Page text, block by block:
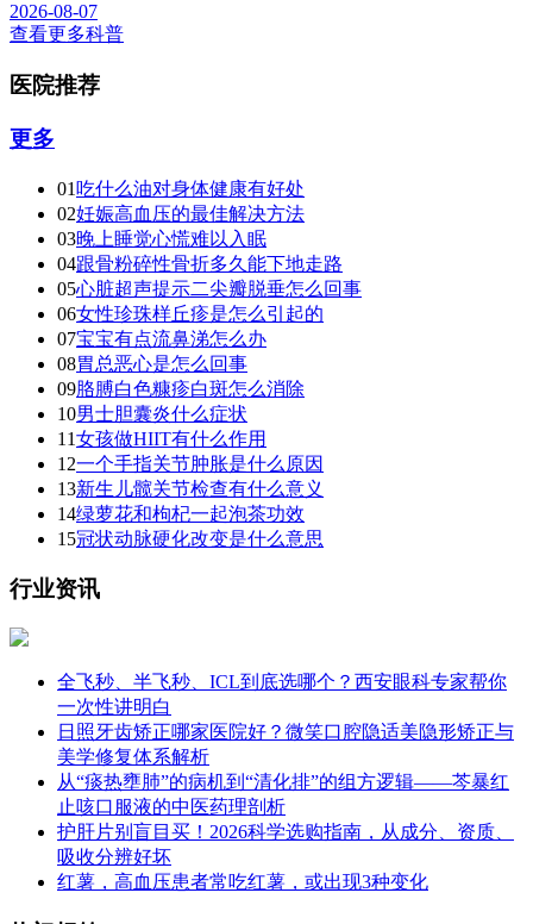
2026-08-07
查看更多科普
医院推荐
更多
01 吃什么油对身体健康有好处
02妊娠高血压的最佳解决方法
03晚上睡觉心慌难以入眠
04跟骨粉碎性骨折多久能下地走路
05心脏超声提示二尖瓣脱垂怎么回事
06女性珍珠样丘疹是怎么引起的
07宝宝有点流鼻涕怎么办
08胃总恶心是怎么回事
09胳膊白色糠疹白斑怎么消除
10男士胆囊炎什么症状
11女孩做HIIT有什么作用
12一个手指关节肿胀是什么原因
13新生儿髋关节检查有什么意义
14绿萝花和枸杞一起泡茶功效
15冠状动脉硬化改变是什么意思
行业资讯
全飞秒、半飞秒、ICL到底选哪个？西安眼科专家帮你
一次性讲明白
日照牙齿矫正哪家医院好？微笑口腔隐适美隐形矫正与
美学修复体系解析
从“痰热壅肺”的病机到“清化排”的组方逻辑——芩暴红
止咳口服液的中医药理剖析
护肝片别盲目买！2026科学选购指南，从成分、资质、
吸收分辨好坏
红薯，高血压患者常吃红薯，或出现3种变化